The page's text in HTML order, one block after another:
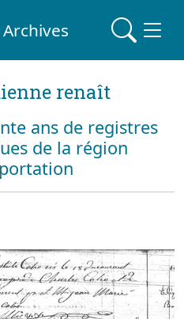
renaît
ans de registres
de la région